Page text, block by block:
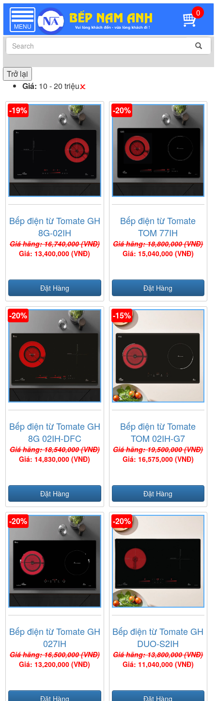
TOGGLE
NAVIGATION
MENU
0
Trở lại
Giá: 10 - 20 triệu
-19%
Bếp điện từ Tomate GH
8G-02IH
Giá hãng: 16,740,000 (VNĐ)
Giá: 13,400,000 (VNĐ)
Đặt Hàng
-20%
Bếp điện từ Tomate
TOM 77IH
Giá hãng: 18,800,000 (VNĐ)
Giá: 15,040,000 (VNĐ)
Đặt Hàng
-20%
Bếp điện từ Tomate GH
8G 02IH-DFC
Giá hãng: 18,540,000 (VNĐ)
Giá: 14,830,000 (VNĐ)
Đặt Hàng
-15%
Bếp điện từ Tomate
TOM 02IH-G7
Giá hãng: 19,500,000 (VNĐ)
Giá: 16,575,000 (VNĐ)
Đặt Hàng
-20%
Bếp điện từ Tomate GH
027IH
Giá hãng: 16,500,000 (VNĐ)
Giá: 13,200,000 (VNĐ)
Đặt Hàng
-20%
Bếp điện từ Tomate GH
DUO-S2IH
Giá hãng: 13,800,000 (VNĐ)
Giá: 11,040,000 (VNĐ)
Đặt Hàng